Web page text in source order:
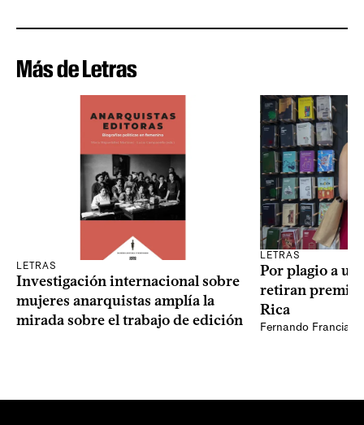
Más de Letras
LETRAS
Investigación internacional sobre
mujeres anarquistas amplía la
mirada sobre el trabajo de edición
LETRAS
Por plagio a
retiran premio
Rica
Fernando Francia,